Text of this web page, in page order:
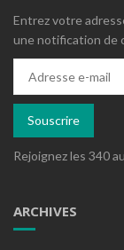
Entrez votre
une notification de
mail
Souscrire
Rejoignez les 340
ARCHIVES